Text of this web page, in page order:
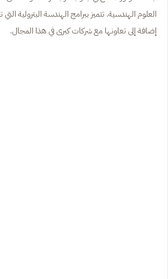
العلوم الهندسية. تتميز ببرامج الهندسة البترولية
إضافة إلى تعاونها مع شركات كبرى في هذا المجال.